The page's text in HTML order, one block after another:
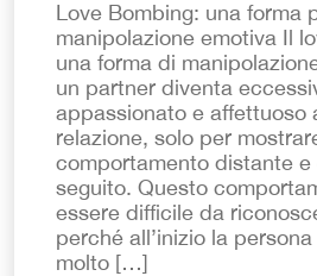
Love Bombing: una forma
manipolazione emotiva Il
una forma di
un partner diventa
appassionato e affettuoso
relazione, solo per
comportamento distante e
seguito. Questo
essere difficile da
perché all’inizio la
molto […]